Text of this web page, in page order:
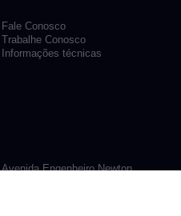
Fale Conosco
Trabalhe Conosco
Informações técnicas
Avenida Engenheiro Newton